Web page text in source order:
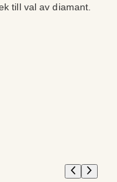
till val av diamant.